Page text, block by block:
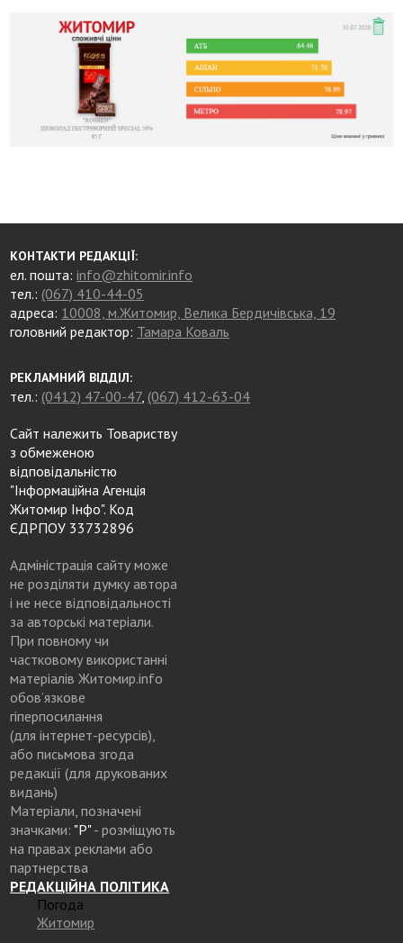
КОНТАКТИ РЕДАКЦІЇ:
ел. пошта:info@zhitomir.info
тел.: (067) 410-44-05
адреса: 10008, м.Житомир, Велика Бердичівська, 19
головний редактор: Тамара Коваль
РЕКЛАМНИЙ ВІДДІЛ:
тел.: (0412) 47-00-47, (067) 412-63-04
Сайт належить Товариству
з обмеженою
відповідальністю
"Інформаційна Агенція
Житомир Інфо". Код
ЄДРПОУ 33732896
Адміністрація сайту може
не розділяти думку автора
і не несе відповідальності
за авторські матеріали.
При повному чи
частковому використанні
матеріалів Житомир.info
обов’язкове
гіперпосилання
(для інтернет-ресурсів),
або письмова згода
редакції (для друкованих
видань)
Матеріали, позначені
значками: "Р"- розміщують
на правах реклами або
партнерства
РЕДАКЦІЙНА ПОЛІТИКА
Погода
Житомир